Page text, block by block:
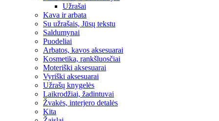
Užrašai
Kava ir arbata
Su užrašais, Jūsų tekstu
Saldumynai
Puodeliai
Arbatos, kavos aksesuarai
Kosmetika, rankšluosčiai
Moteriški aksesuarai
Vyriški aksesuarai
Užrašų knygelės
Laikrodžiai, žadintuvai
Žvakės, interjero detalės
Kita